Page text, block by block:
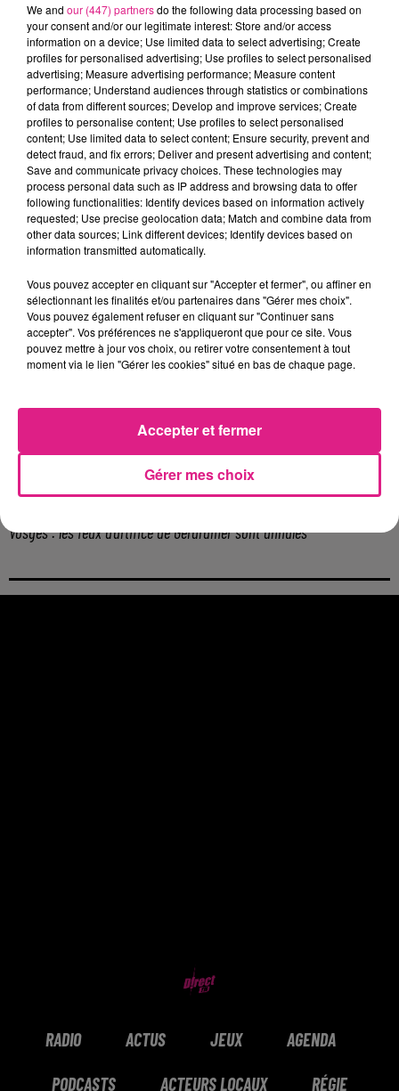
Muller.
Écouter le podcast
Les visiteurs devront porter un masqueà partir de 11
ans, pour obtenir vos places on vous conseil de
passer par labilletterie en ligne
FIL ACTUS
7 août 2026
Lorraine : une journée pas comme les autres au Parc animalier de...
Metz : une distribution de lunette gratuite pour voir l’éclipse
5 août 2026
Casting de Woof : l'Euro-Métropole de Metz part à la recherche de...
4 août 2026
Officiel : Gauthier Hein quitte le FC Metz pour l'OGC Nice
Officiel : le lac de Madine reporte son feu d’artifice
Eclipse Solaire du 12 août : où voir ce phénomène en Lorraine ?
Chalets de Noël solidaires : la ville de Metz lance un appel à...
Vosges : les feux d’artifice de Gérardmer sont annulés
RADIO ACTUS JEUX AGENDA
PODCASTS ACTEURS LOCAUX RÉGIE
We and our (447) partnersdo the following data processing based on
your consent and/or our legitimate interest: Store and/or access
information on a device; Use limited data to select advertising; Create
profiles for personalised advertising; Use profiles to select personalised
advertising; Measure advertising performance; Measure content
performance; Understand audiences through statistics or combinations
of data from different sources; Develop and improve services; Create
profiles to personalise content; Use profiles to select personalised
content; Use limited data to select content; Ensure security, prevent and
detect fraud, and fix errors; Deliver and present advertising and content;
Save and communicate privacy choices. These technologies may
process personal data such as IP address and browsing data to offer
following functionalities: Identify devices based on information actively
requested; Use precise geolocation data; Match and combine data from
other data sources; Link different devices; Identify devices based on
information transmitted automatically.
Vous pouvez accepter en cliquant sur "Accepter et fermer", ou affiner en
sélectionnant les finalités et/ou partenaires dans "Gérer mes choix".
Vous pouvez également refuser en cliquant sur "Continuer sans
accepter". Vos préférences ne s'appliqueront que pour ce site. Vous
pouvez mettre à jour vos choix, ou retirer votre consentement à tout
moment via le lien "Gérer les cookies" situé en bas de chaque page.
Gérer mes choix
Accepter et fermer